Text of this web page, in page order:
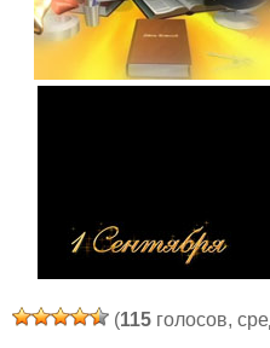
(115 голосов,